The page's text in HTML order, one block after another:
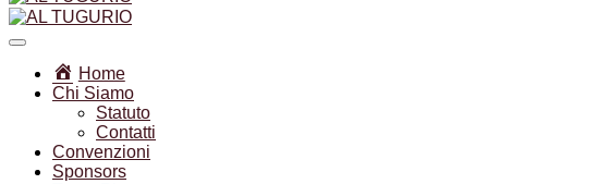
AL TUGURIO
Associazione Ricreativa Sportiva Culturale
Home
Chi Siamo
Statuto
Contatti
Convenzioni
Sponsors